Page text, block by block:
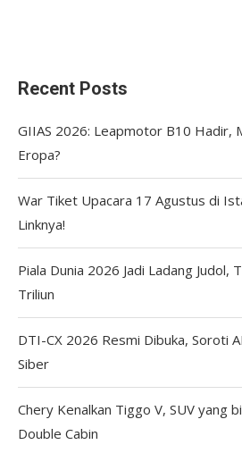
Recent Posts
GIIAS 2026: Leapmotor B10 Hadir,
Eropa?
War Tiket Upacara 17 Agustus di
Linknya!
Piala Dunia 2026 Jadi Ladang Judol,
Triliun
DTI-CX 2026 Resmi Dibuka, Soroti
Siber
Chery Kenalkan Tiggo V, SUV yang
Double Cabin